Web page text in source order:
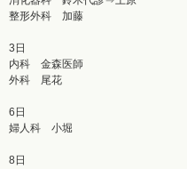
整形外科 加藤
3日
内科 金森医師
外科 尾花
6日
婦人科 小堀
8日